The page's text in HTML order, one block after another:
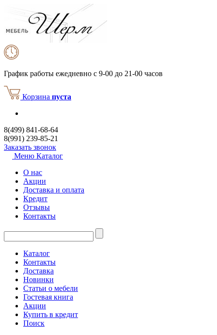
График работы ежедневно с 9-00 до 21-00 часов
Корзина пуста
8(499) 841-68-64
8(991) 239-85-21
Заказать звонок
Меню Каталог
О нас
Акции
Доставка и оплата
Кредит
Отзывы
Контакты
Каталог
Контакты
Доставка
Новинки
Статьи о мебели
Гостевая книга
Акции
Купить в кредит
Поиск